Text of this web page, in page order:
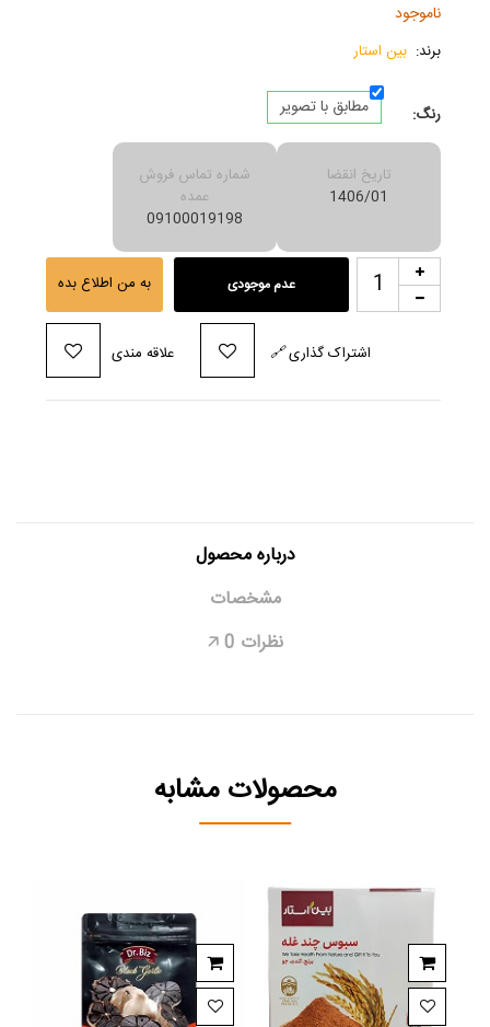
ناموجود
برند: بین استار
رنگ: مطابق با تصویر
تاریخ انقضا
1406/01
شماره تماس فروش
عمده
09100019198
عدم موجودی به من اطلاع بده
علاقه مندی 🔗اشتراک گذاری
درباره محصول
مشخصات
نظرات 0
🡥
محصولات مشابه